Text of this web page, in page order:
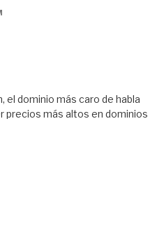
el dominio más caro de habla
precios más altos en dominios